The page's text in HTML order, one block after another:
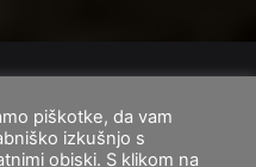
Pogoji uporabe
piškotke, da vam
izkušnjo s
obiski. S klikom na